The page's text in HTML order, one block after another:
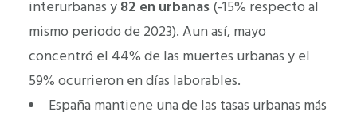
interurbanas y 82 en urbanas (-15% respecto al
mismo periodo de 2023). Aun así, mayo
concentró el 44% de las muertes urbanas y el
59% ocurrieron en días laborables.
España mantiene una de las tasas urbanas más